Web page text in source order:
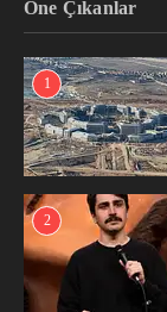
Öne Çıkanlar
1
2